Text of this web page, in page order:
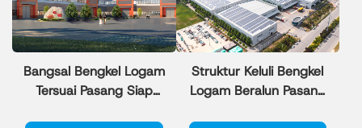
Bangsal Bengkel Logam
Tersuai Pasang Siap
Struktur Keluli Bengkel
Logam Beralun Pasang